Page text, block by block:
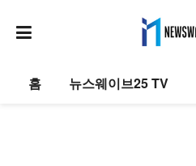
홈 뉴스웨이브25 TV